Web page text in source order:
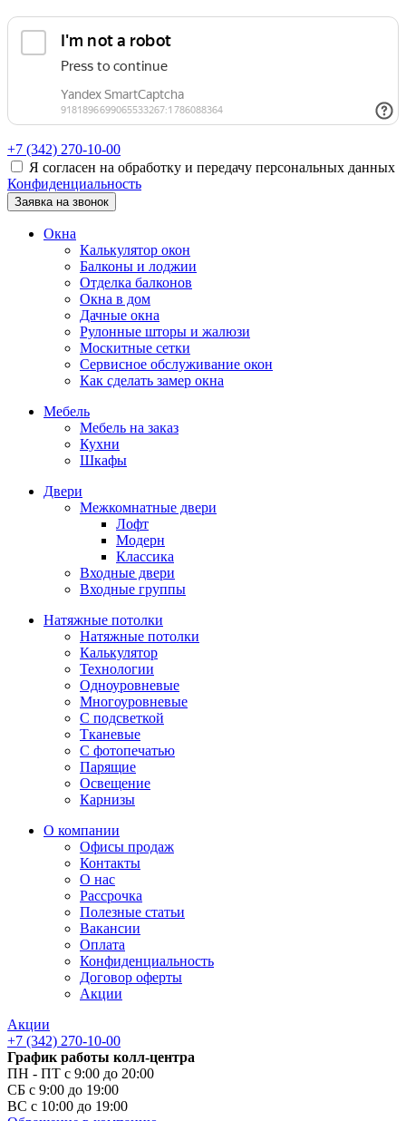
+7 (342) 270-10-00
Я согласен на обработку и передачу персональных данных
Конфиденциальность
Заявка на звонок
Окна
Калькулятор окон
Балконы и лоджии
Отделка балконов
Окна в дом
Дачные окна
Рулонные шторы и жалюзи
Москитные сетки
Сервисное обслуживание окон
Как сделать замер окна
Мебель
Мебель на заказ
Кухни
Шкафы
Двери
Межкомнатные двери
Лофт
Модерн
Классика
Входные двери
Входные группы
Натяжные потолки
Натяжные потолки
Калькулятор
Технологии
Одноуровневые
Многоуровневые
С подсветкой
Тканевые
С фотопечатью
Парящие
Освещение
Карнизы
О компании
Офисы продаж
Контакты
О нас
Рассрочка
Полезные статьи
Вакансии
Оплата
Конфиденциальность
Договор оферты
Акции
Акции
+7 (342) 270-10-00
График работы колл-центра
ПН - ПТ с 9:00 до 20:00
СБ с 9:00 до 19:00
ВС с 10:00 до 19:00